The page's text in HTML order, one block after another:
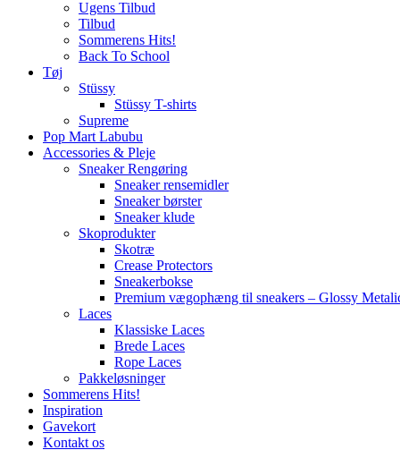
Ugens Tilbud
Tilbud
Sommerens Hits!
Back To School
Tøj
Stüssy
Stüssy T-shirts
Supreme
Pop Mart Labubu
Accessories & Pleje
Sneaker Rengøring
Sneaker rensemidler
Sneaker børster
Sneaker klude
Skoprodukter
Skotræ
Crease Protectors
Sneakerbokse
Premium vægophæng til sneakers – Glossy
Laces
Klassiske Laces
Brede Laces
Rope Laces
Pakkeløsninger
Sommerens Hits!
Inspiration
Gavekort
Kontakt os